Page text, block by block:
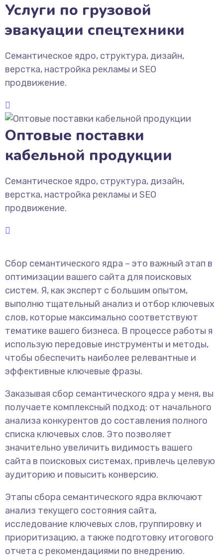
Услуги по грузовой
эвакуации спецтехники
Семантическое ядро, структура, дизайн,
верстка, настройка рекламы и SEO
продвижение.
Оптовые поставки
кабельной продукции
Семантическое ядро, структура, дизайн,
верстка, настройка рекламы и SEO
продвижение.
Сбор семантического ядра – это важный этап в
оптимизации вашего сайта для поисковых
систем. Я, как эксперт с большим опытом,
выполню тщательный анализ и отбор ключевых
слов, которые максимально соответствуют
тематике вашего бизнеса. В процессе работы я
использую передовые инструменты и методы,
чтобы обеспечить наиболее релевантные и
эффективные ключевые фразы.
Заказывая сбор семантического ядра у меня, вы
получаете комплексный подход: от начального
анализа конкурентов до составления полного
списка ключевых слов. Это позволяет
значительно увеличить видимость вашего
сайта в поисковых системах, привлечь целевую
аудиторию и повысить конверсию.
Этапы сбора семантического ядра включают
анализ текущего состояния сайта,
исследование ключевых слов, группировку и
приоритизацию, а также подготовку итогового
отчета с рекомендациями по внедрению.